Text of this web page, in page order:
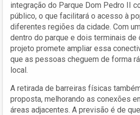
integração do Parque Dom Pedro II
público, o que facilitará o acesso à
diferentes regiões da cidade. Com
dentro do parque e dois terminais de
projeto promete ampliar essa
que as pessoas cheguem de forma
local.
A retirada de barreiras físicas
proposta, melhorando as conexões
áreas adjacentes. A previsão é de